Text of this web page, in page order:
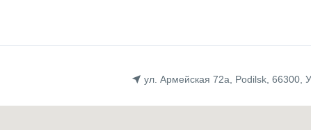
ул. Армейская 72а, Podilsk, 66300,